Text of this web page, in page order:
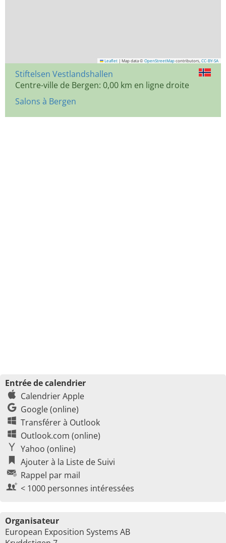
Leaflet | Map data © OpenStreetMap contributors, CC-BY-SA
Stiftelsen Vestlandshallen
Centre-ville de Bergen: 0,00 km en ligne droite
Salons à Bergen
Entrée de calendrier
Calendrier Apple
Google (online)
Transférer à Outlook
Outlook.com (online)
Yahoo (online)
Ajouter à la Liste de Suivi
Rappel par mail
< 1000 personnes intéressées
Organisateur
European Exposition Systems AB